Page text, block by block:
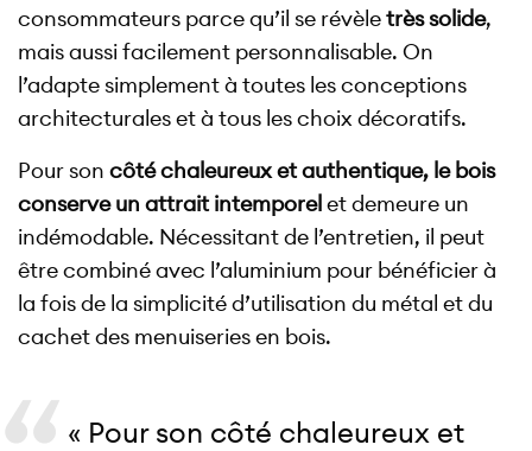
consommateurs parce qu’il se révèletrès solide,
mais aussi facilement personnalisable. On
l’adapte simplement à toutes les conceptions
architecturales et à tous les choix décoratifs.
Pour soncôté chaleureux et authentique, le bois
conserve un attrait intemporelet demeure un
indémodable. Nécessitant de l’entretien, il peut
être combiné avec l’aluminium pour bénéficier à
la fois de la simplicité d’utilisation du métal et du
cachet des menuiseries en bois.
« Pour son côté chaleureux et